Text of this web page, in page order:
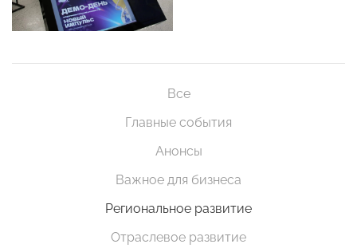
Все
Главные события
Анонсы
Важное для бизнеса
Региональное развитие
Отраслевое развитие